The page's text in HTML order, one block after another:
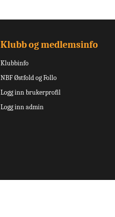
Klubb og medlemsinfo
Klubbinfo
NBF Østfold og Follo
Logg inn brukerprofil
Logg inn admin